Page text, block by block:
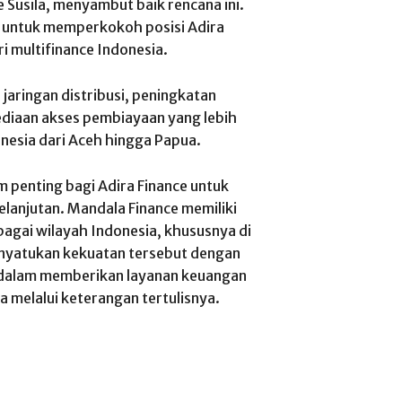
menyambut baik rencana ini.
memperkokoh posisi Adira
multifinance Indonesia.
jaringan distribusi, peningkatan
akses pembiayaan yang lebih
dari Aceh hingga Papua.
penting bagi Adira Finance untuk
Mandala Finance memiliki
wilayah Indonesia, khususnya di
kekuatan tersebut dengan
memberikan layanan keuangan
melalui keterangan tertulisnya.